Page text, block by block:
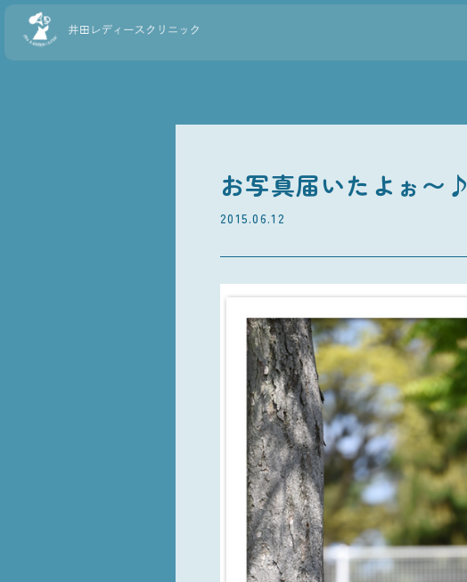
お写真届いたよぉ〜♪
2015.06.12